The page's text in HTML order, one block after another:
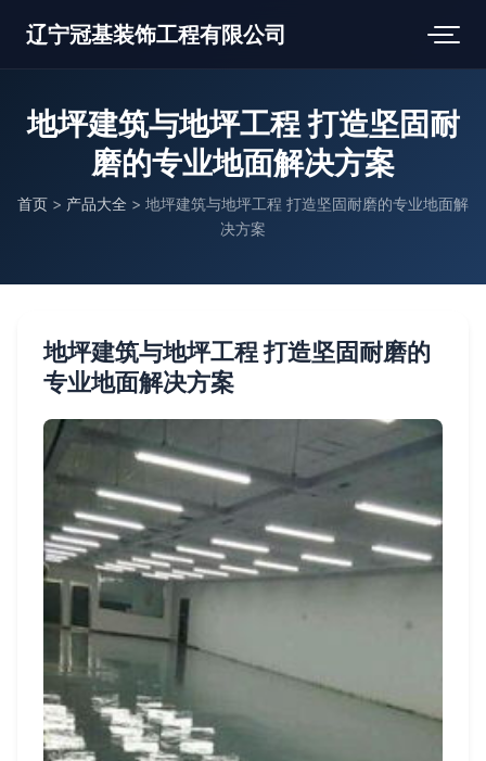
辽宁冠基装饰工程有限公司
地坪建筑与地坪工程 打造坚固耐
磨的专业地面解决方案
首页 > 产品大全 > 地坪建筑与地坪工程 打造坚固耐磨的专业地面解
决方案
地坪建筑与地坪工程 打造坚固耐磨的
专业地面解决方案